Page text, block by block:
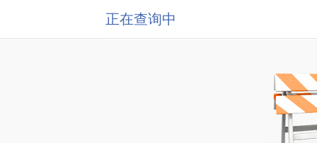
正在查询中